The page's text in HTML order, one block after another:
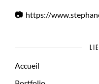
📷 https://
Accueil